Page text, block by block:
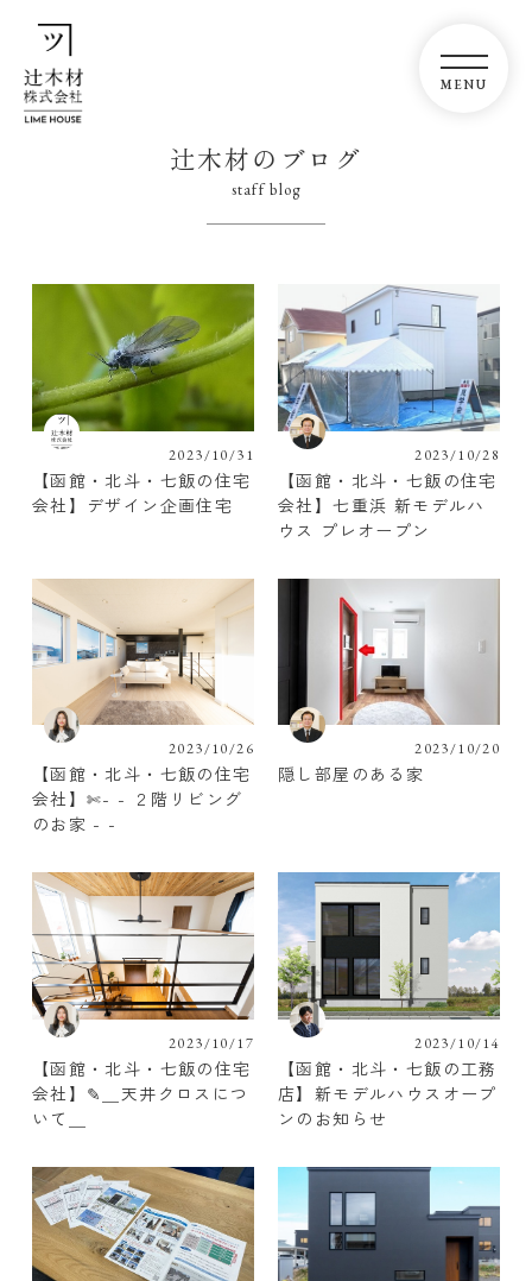
辻木材のブログ
staff blog
2023/10/31
【函館・北斗・七飯の住宅
会社】デザイン企画住宅
2023/10/28
【函館・北斗・七飯の住宅
会社】七重浜 新モデルハ
ウス プレオープン
2023/10/26
【函館・北斗・七飯の住宅
会社】✄- - ２階リビング
のお家 - -
2023/10/20
隠し部屋のある家
2023/10/17
【函館・北斗・七飯の住宅
会社】✎︎＿天井クロスにつ
いて＿
2023/10/14
【函館・北斗・七飯の工務
店】新モデルハウスオープ
ンのお知らせ